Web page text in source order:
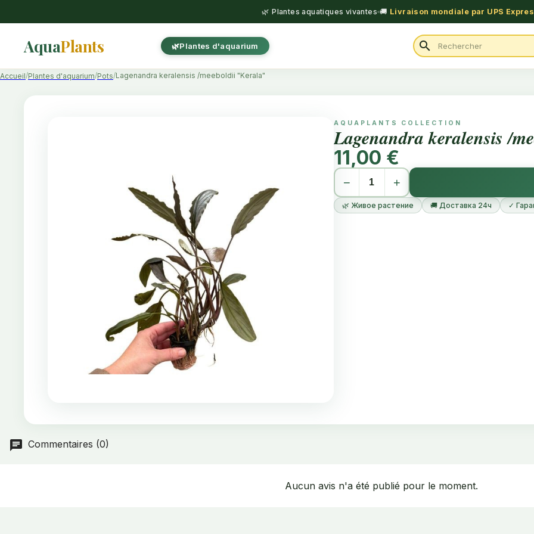
🌿 Plantes aquatiques vivantes 🚚 Livraison mondiale par UPS
AquaPlants Plantes d'aquarium search
Accueil Plantes d'aquarium Pots Lagenandra keralensis /meeboldii "Kerala"
AQUAPLANTS COLLECTION
Lagenandra keralensis /
11,00 €
− +
🌿 Живое растение 🚚 Доставка 24ч ✓
Commentaires (0)
Aucun avis n'a été publié pour le moment.